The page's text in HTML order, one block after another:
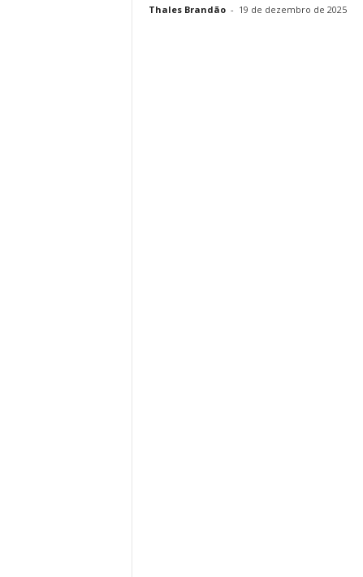
Thales Brandão - 19 de dezembro de 2025